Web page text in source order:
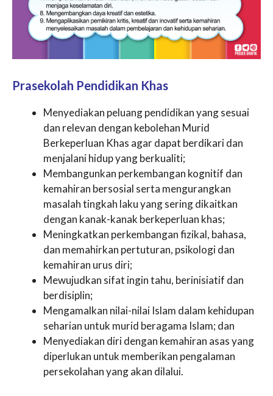
Prasekolah Pendidikan Khas
Menyediakan peluang pendidikan yang sesuai
dan relevan dengan kebolehan Murid
Berkeperluan Khas agar dapat berdikari dan
menjalani hidup yang berkualiti;
Membangunkan perkembangan kognitif dan
kemahiran bersosial serta mengurangkan
masalah tingkah laku yang sering dikaitkan
dengan kanak-kanak berkeperluan khas;
Meningkatkan perkembangan fizikal, bahasa,
dan memahirkan pertuturan, psikologi dan
kemahiran urus diri;
Mewujudkan sifat ingin tahu, berinisiatif dan
berdisiplin;
Mengamalkan nilai-nilai Islam dalam kehidupan
seharian untuk murid beragama Islam; dan
Menyediakan diri dengan kemahiran asas yang
diperlukan untuk memberikan pengalaman
persekolahan yang akan dilalui.